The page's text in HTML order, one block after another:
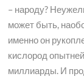
– народу?
может быть,
именно он
кислород
миллиарды. И